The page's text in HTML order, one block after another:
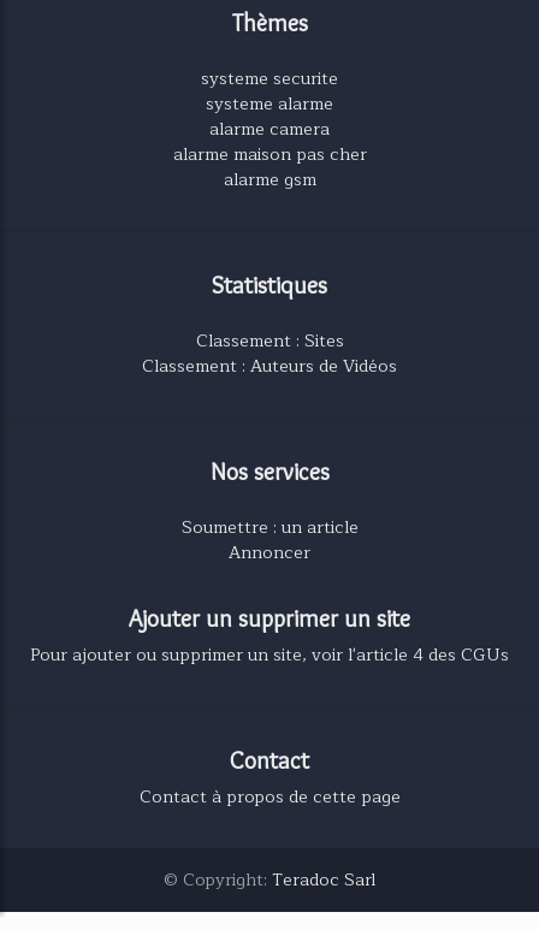
Thèmes
systeme securite
systeme alarme
alarme camera
alarme maison pas cher
alarme gsm
Statistiques
Classement : Sites
Classement : Auteurs de Vidéos
Nos services
Soumettre : un article
Annoncer
Ajouter un supprimer un site
Pour ajouter ou supprimer un site, voir l'article 4 des CGUs
Contact
Contact à propos de cette page
© Copyright: Teradoc Sarl